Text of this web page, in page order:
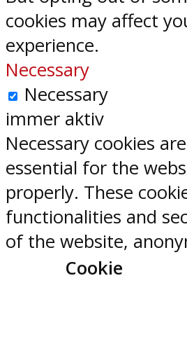
cookies may affect
experience.
Necessary
Necessary
immer aktiv
Necessary cookies
essential for the
properly. These
functionalities and
of the website,
Cookie